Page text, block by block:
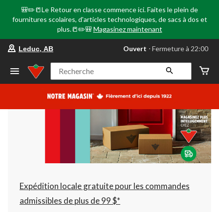
🎒✏️📒Le Retour en classe commence ici. Faites le plein de
fournitures scolaires, d'articles technologiques, de sacs à dos et
plus.📒✏️🎒 Magasinez maintenant
votre
préféré
Leduc,
AB,
courament
Fermeture
à
22:00
cliquer
pour
changer
Leduc, AB Ouvert ⋅ Fermeture à 22:00
Recherche
Expédition locale gratuite pour les commandes
admissibles de plus de 99 $*